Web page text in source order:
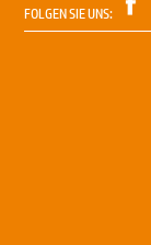
FOLGEN SIE UNS: